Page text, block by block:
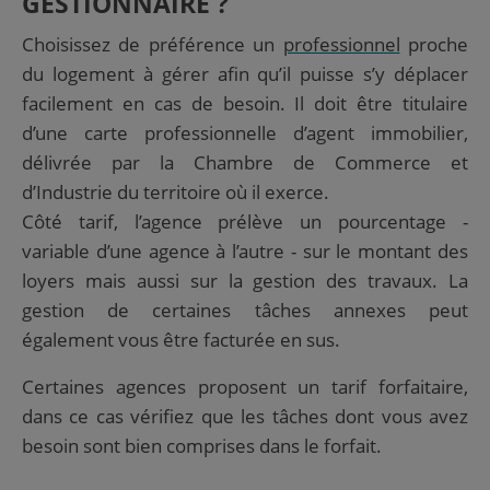
Choisissez de préférence un professionnel proche
du logement à gérerafin qu’il puisse s’y déplacer
facilement en cas de besoin. Il doit être titulaire
d’une carte professionnelle d’agent immobilier,
délivrée par la Chambre de Commerce et
d’Industrie du territoire où il exerce.
Côté tarif, l’agence prélève un pourcentage -
variable d’une agence à l’autre - sur le montant des
loyers mais aussi sur la gestion des travaux. La
gestion de certaines tâches annexes peut
également vous être facturée en sus.
Certaines agences proposent un tarif forfaitaire,
dans ce cas vérifiez que les tâches dont vous avez
besoin sont bien comprises dans le forfait.